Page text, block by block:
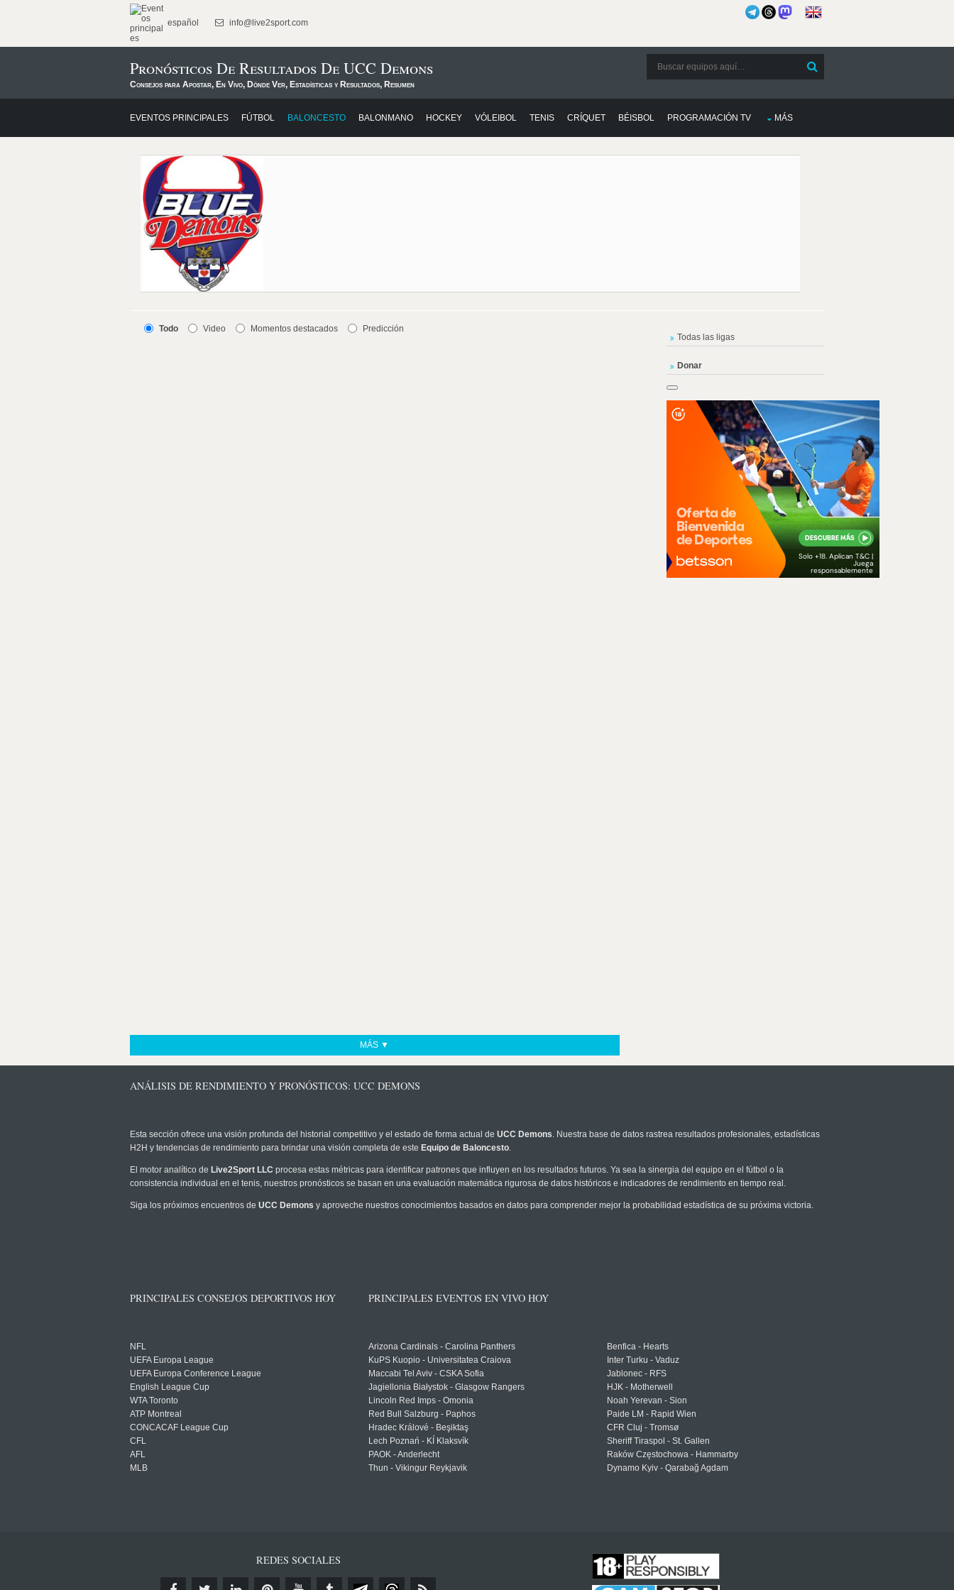
español info@live2sport.com
Pronósticos De Resultados De UCC Demons
Consejos para Apostar, En Vivo, Dónde Ver, Estadísticas y Resultados, Resumen
EVENTOS PRINCIPALES FÚTBOL BALONCESTO BALONMANO HOCKEY VÓLEIBOL TENIS CRÍQUET BÉISBOL PROGRAMACIÓN TV MÁS
Todo Video Momentos destacados Predicción
MÁS ▼
Todas las ligas
Donar
ANÁLISIS DE RENDIMIENTO Y PRONÓSTICOS: UCC DEMONS
Esta sección ofrece una visión profunda del historial competitivo y el estado de forma actual de UCC Demons. Nuestra base de datos rastrea resultados profesionales, estadísticas
H2H y tendencias de rendimiento para brindar una visión completa de este Equipo de Baloncesto.
El motor analítico de Live2Sport LLC procesa estas métricas para identificar patrones que influyen en los resultados futuros. Ya sea la sinergia del equipo en el fútbol o la
consistencia individual en el tenis, nuestros pronósticos se basan en una evaluación matemática rigurosa de datos históricos e indicadores de rendimiento en tiempo real.
Siga los próximos encuentros de UCC Demons y aproveche nuestros conocimientos basados en datos para comprender mejor la probabilidad estadística de su próxima victoria.
PRINCIPALES CONSEJOS DEPORTIVOS HOY
NFL
UEFA Europa League
UEFA Europa Conference League
English League Cup
WTA Toronto
ATP Montreal
CONCACAF League Cup
CFL
AFL
MLB
PRINCIPALES EVENTOS EN VIVO HOY
Arizona Cardinals - Carolina Panthers
KuPS Kuopio - Universitatea Craiova
Maccabi Tel Aviv - CSKA Sofia
Jagiellonia Białystok - Glasgow Rangers
Lincoln Red Imps - Omonia
Red Bull Salzburg - Paphos
Hradec Králové - Beşiktaş
Lech Poznań - KÍ Klaksvík
PAOK - Anderlecht
Thun - Vikingur Reykjavik
Benfica - Hearts
Inter Turku - Vaduz
Jablonec - RFS
HJK - Motherwell
Noah Yerevan - Sion
Paide LM - Rapid Wien
CFR Cluj - Tromsø
Sheriff Tiraspol - St. Gallen
Raków Częstochowa - Hammarby
Dynamo Kyiv - Qarabağ Agdam
REDES SOCIALES